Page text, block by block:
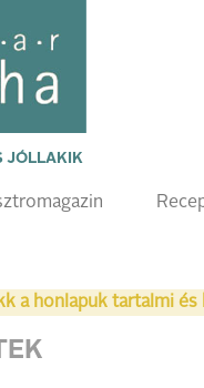
JÓLLAKIK
a honlapuk tartalmi